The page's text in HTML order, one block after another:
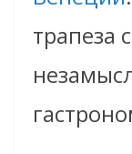
трапеза